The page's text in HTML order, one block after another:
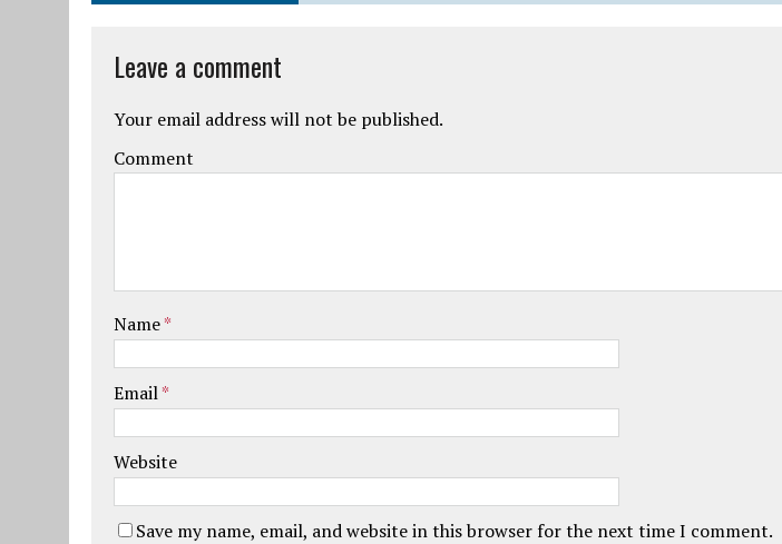
Leave a comment
Your email address will not be published.
Comment
Name*
Email*
Website
Save my name, email, and website in this browser for the next time I comment.